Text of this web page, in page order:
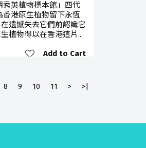
英植物標本館」四代
港原生植物留下永恆
遺憾失去它們前認識它
植物得以在香港這片..
Add to Cart
8 9 10 11 > >|